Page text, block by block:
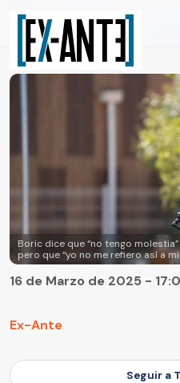
Boric dice que “no tengo
pero que “yo no me refiero así a
Ex-Ante
16 de Marzo de 2025 -
Seguir a